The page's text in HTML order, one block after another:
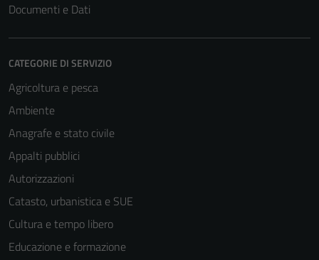
Documenti e Dati
CATEGORIE DI SERVIZIO
Agricoltura e pesca
Ambiente
Anagrafe e stato civile
Appalti pubblici
Autorizzazioni
Catasto, urbanistica e SUE
Cultura e tempo libero
Educazione e formazione